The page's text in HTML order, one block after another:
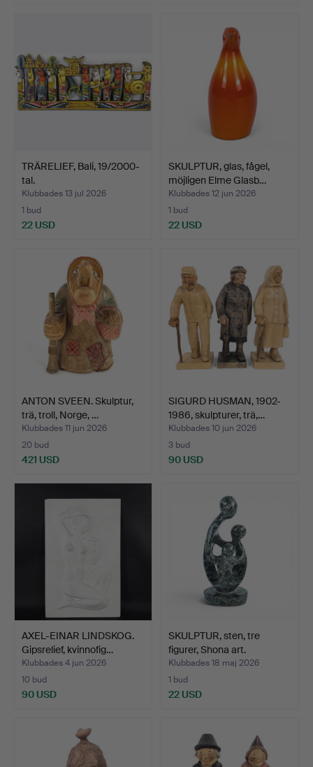
TRÄRELIEF, Bali, 19/2000-
tal.
Klubbades 13 jul 2026
1 bud
22 USD
SKULPTUR, glas, fågel,
möjligen Elme Glasb…
Klubbades 12 jun 2026
1 bud
22 USD
ANTON SVEEN. Skulptur,
trä, troll, Norge, …
Klubbades 11 jun 2026
20 bud
421 USD
SIGURD HUSMAN, 1902-
1986, skulpturer, trä,…
Klubbades 10 jun 2026
3 bud
90 USD
AXEL-EINAR LINDSKOG.
Gipsrelief, kvinnofig…
Klubbades 4 jun 2026
10 bud
90 USD
SKULPTUR, sten, tre
figurer, Shona art.
Klubbades 18 maj 2026
1 bud
22 USD